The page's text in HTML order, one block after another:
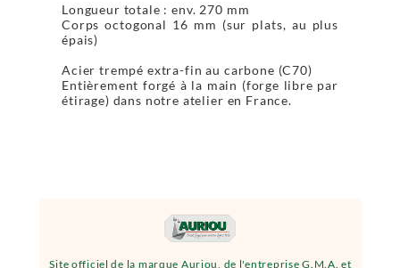
Site officiel de la marque Auriou, de l'entreprise G.M.A. et
Longueur totale : env. 270 mm
Corps octogonal 16 mm (sur plats, au plus
épais)
Acier trempé extra-fin au carbone (C70)
Entièrement forgé à la main (forge libre par
étirage) dans notre atelier en France.